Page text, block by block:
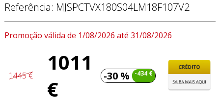
Referência: MJSPCTVX180S04LM18F107V2
Promoção válida de 1/08/2026 até 31/08/2026
1445 €
1011
€
-30 % -434 €